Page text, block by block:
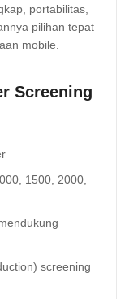
portabilitas,
pilihan tepat
mobile.
Screening
1500, 2000,
screening